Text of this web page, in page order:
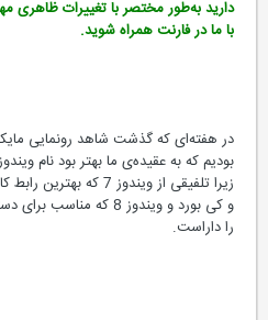
با ما در فارنت همراه شوید.
زیرا تلفیقی از ویندوز 7 که
و کی بورد و ویندوز 8 که
را داراست.